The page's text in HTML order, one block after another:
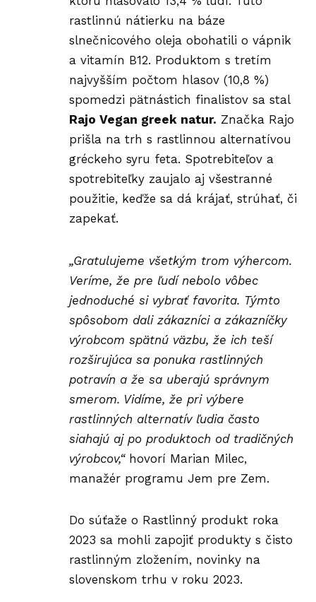
rastlinnú nátierku na báze
slnečnicového oleja obohatili o vápnik
a vitamín B12. Produktom s tretím
najvyšším počtom hlasov (10,8 %)
spomedzi pätnástich finalistov sa stal
Rajo Vegan greek natur. Značka Rajo
prišla na trh s rastlinnou alternatívou
gréckeho syru feta. Spotrebiteľov a
spotrebiteľky zaujalo aj všestranné
použitie, keďže sa dá krájať, strúhať, či
zapekať.
„Gratulujeme všetkým trom výhercom.
Veríme, že pre ľudí nebolo vôbec
jednoduché si vybrať favorita. Týmto
spôsobom dali zákazníci a zákazníčky
výrobcom spätnú väzbu, že ich teší
rozširujúca sa ponuka rastlinných
potravín a že sa uberajú správnym
smerom. Vidíme, že pri výbere
rastlinných alternatív ľudia často
siahajú aj po produktoch od tradičných
výrobcov,“hovorí Marian Milec,
manažér programu Jem pre Zem.
Do súťaže o Rastlinný produkt roka
2023 sa mohli zapojiť produkty s čisto
rastlinným zložením, novinky na
slovenskom trhu v roku 2023.